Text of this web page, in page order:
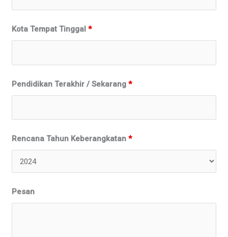
Kota Tempat Tinggal*
Pendidikan Terakhir / Sekarang*
Rencana Tahun Keberangkatan*
Pesan